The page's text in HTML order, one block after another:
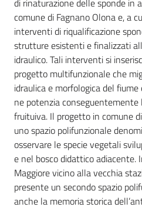
di rinaturazione delle sponde in
comune di Fagnano Olona e, a
interventi di riqualificazione
strutture esistenti e finalizzati
idraulico. Tali interventi si
progetto multifunzionale che
idraulica e morfologica del
ne potenzia
fruituiva. Il progetto in comune
uno spazio polifunzionale
osservare le specie vegetali
e nel bosco didattico adiacente.
Maggiore vicino alla vecchia
presente un secondo spazio
anche la memoria storica